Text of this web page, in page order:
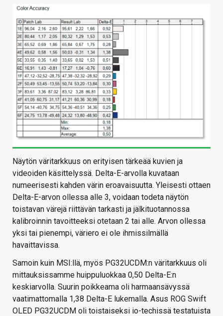
Näytön väritarkkuus on erityisen tärkeää kuvien ja
videoiden käsittelyssä. Delta-E-arvolla kuvataan
numeerisesti kahden värin eroavaisuutta. Yleisesti ottaen
Delta-E-arvon ollessa alle 3, voidaan todeta näytön
toistavan värejä riittävän tarkasti ja jälkituotannossa
kalibroinnin tavoitteeksi otetaan 2 tai alle. Arvon ollessa
yksi tai pienempi, väriero ei ole ihmissilmällä
havaittavissa.
Samoin kuin MSI:llä, myös PG32UCDM:n väritarkkuus oli
mittauksissamme huippuluokkaa 0,50 Delta-E:n
keskiarvolla. Suurin poikkeama oli harmaansävyssä
vaatimattomalla 1,38 Delta-E lukemalla. Asus ROG Swift
OLED PG32UCDM oli toistaiseksi io-techissä testatuista